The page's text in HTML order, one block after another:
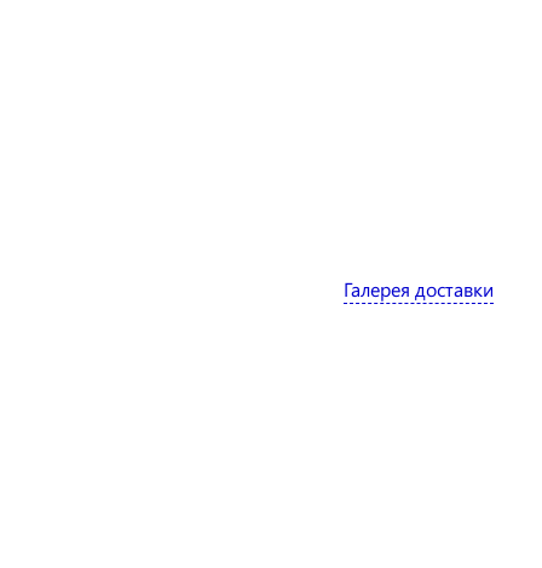
Галерея доставки